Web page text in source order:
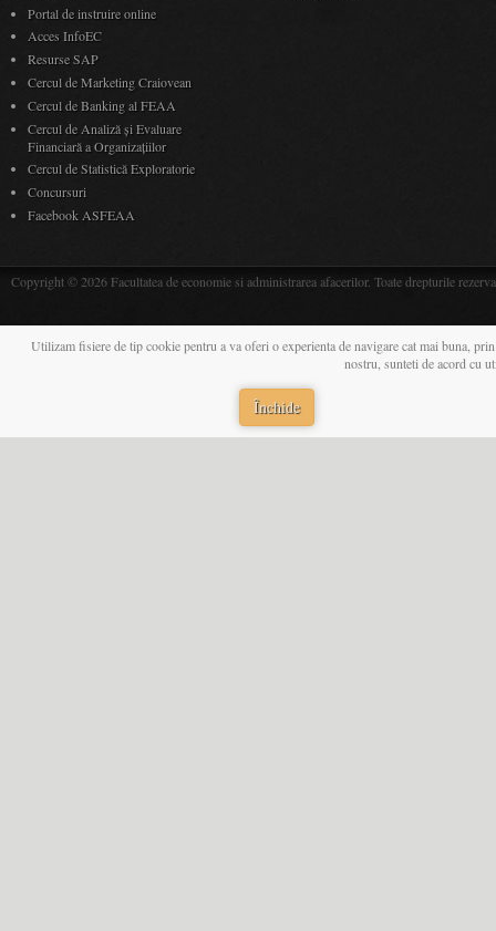
Portal de instruire online
Acces InfoEC
Resurse SAP
Cercul de Marketing Craiovean
Cercul de Banking al FEAA
Cercul de Analiză și Evaluare
Financiară a Organizațiilor
Cercul de Statistică Exploratorie
Concursuri
Facebook ASFEAA
Copyright © 2026 Facultatea de economie si administrarea afacerilor. Toate drepturile
Utilizam fisiere de tip cookie pentru a va oferi o experienta de navigare cat mai buna,
nostru, sunteti de acord cu
Închide